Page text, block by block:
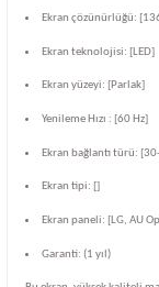
Ekran çözünürlüğü:
Ekran teknolojisi: [LED]
Ekran yüzeyi: [Parlak]
Yenileme Hızı : [60 Hz]
Ekran bağlantı türü:
Ekran tipi: []
Ekran paneli: [LG, AU
Garanti: (1 yıl)